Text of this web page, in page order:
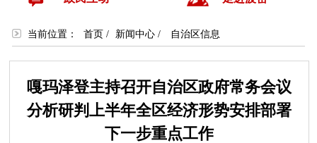
当前位置： 首页 / 新闻中心 / 自治区信息
嘎玛泽登主持召开自治区政府常务会议
分析研判上半年全区经济形势安排部署
下一步重点工作